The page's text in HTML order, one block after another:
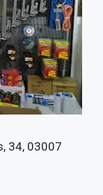
34, 03007